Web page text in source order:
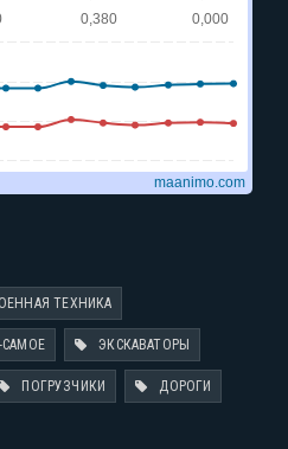
ТЕХНИКА
САМОЕ ЭКСКАВАТОРЫ
ПОГРУЗЧИКИ ДОРОГИ